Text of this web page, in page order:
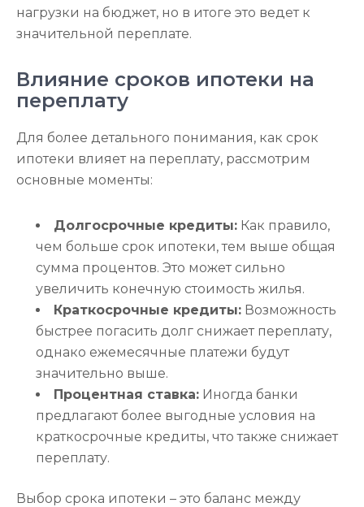
нагрузки на бюджет, но в итоге это ведет к
значительной переплате.
Влияние сроков ипотеки на
переплату
Для более детального понимания, как срок
ипотеки влияет на переплату, рассмотрим
основные моменты:
Долгосрочные кредиты: Как правило,
чем больше срок ипотеки, тем выше общая
сумма процентов. Это может сильно
увеличить конечную стоимость жилья.
Краткосрочные кредиты: Возможность
быстрее погасить долг снижает переплату,
однако ежемесячные платежи будут
значительно выше.
Процентная ставка: Иногда банки
предлагают более выгодные условия на
краткосрочные кредиты, что также снижает
переплату.
Выбор срока ипотеки – это баланс между